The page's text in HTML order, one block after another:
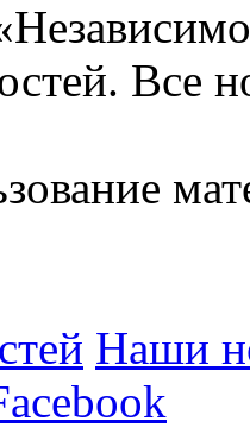
Все
Наши